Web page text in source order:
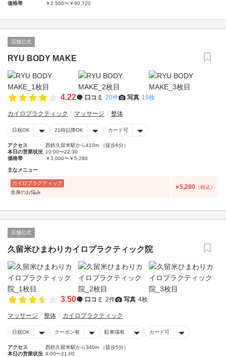
価格帯
￥2,500〜￥90,720
店舗公式
RYU BODY MAKE
4.22 口コミ 20件 写真 19枚
カイロプラクティック マッサージ 整体
日祝OK 21時以降OK カード可
アクセス
西鉄久留米駅から410m （徒歩6分）
本日の営業状況 10:00〜22:30
価格帯
￥3,000〜￥5,280
主なメニュー
カイロプラクティック
全身のお悩み
￥5,280 （税込）
店舗公式
久留米ひまわりカイロプラクティック院
3.50 口コミ 2件 写真 4枚
マッサージ 整体 カイロプラクティック
日祝OK クーポン有 駐車場有 カード可
アクセス
西鉄久留米駅から340m （徒歩5分）
本日の営業状況 9:00〜21:00